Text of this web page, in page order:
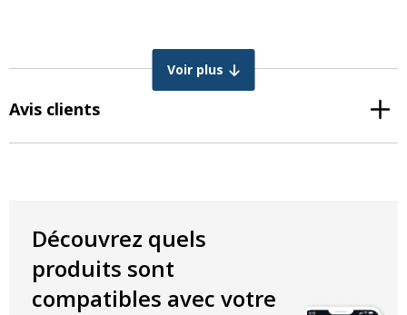
Voir plus
Avis clients
Découvrez quels
produits sont
compatibles avec votre